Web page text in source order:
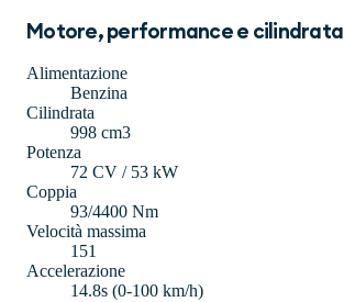
Motore, performance e cilindrata
Alimentazione
Benzina
Cilindrata
998 cm3
Potenza
72 CV / 53 kW
Coppia
93/4400 Nm
Velocità massima
151
Accelerazione
14.8s (0-100 km/h)